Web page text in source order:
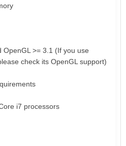
>= 3.1 (If you use
check its OpenGL support)
i7 processors